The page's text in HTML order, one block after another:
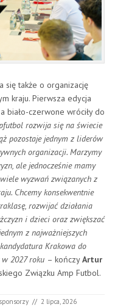
się także o organizację
kraju. Pierwsza edycja
biało-czerwone wróciły do
rozwija się na świecie
pozostaje jednym z liderów
organizacji. Marzymy
ale jednocześnie mamy
wyzwań związanych z
Chcemy konsekwentnie
rozwijać działania
i dzieci oraz zwiększać
z najważniejszych
Krakowa do
2027 roku – kończyArtur
Związku Amp Futbol.
// 2 lipca, 2026